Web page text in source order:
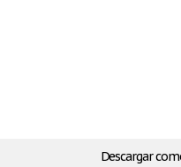
Descargar